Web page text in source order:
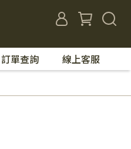
訂單查詢 線上客服